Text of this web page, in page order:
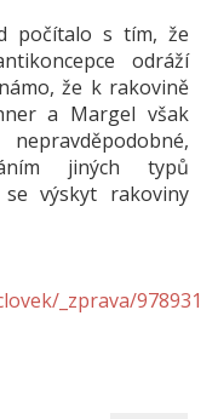
počítalo s tím, že
odráží
že k rakovině
a Margel však
jiných typů
výskyt rakoviny
_zprava/978931